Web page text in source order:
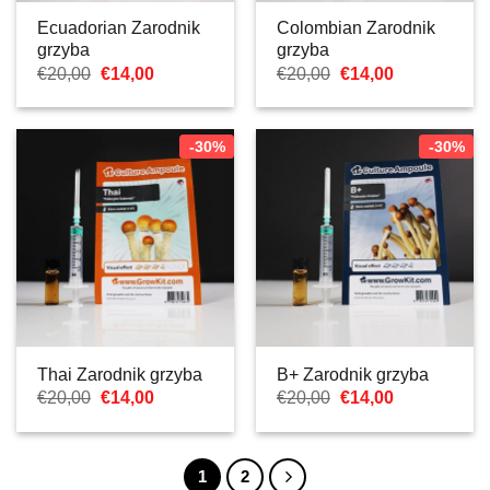
Ecuadorian Zarodnik
grzyba
€20,00 Pierwotna
wynosiła:
€20,00.
€14,00Aktualna
€14,00.
Colombian Zarodnik
grzyba
€20,00 Pierwotna
wynosiła:
€20,00.
€14,00Aktualna
€14,00.
-30%
Thai Zarodnik grzyba
€20,00 Pierwotna
wynosiła:
€14,00Aktualna
€14,00.
-30%
B+ Zarodnik grzyba
€20,00 Pierwotna
wynosiła:
€14,00Aktualna
€14,00.
1 2